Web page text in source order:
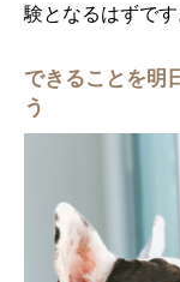
験となるはずです
できることを明
う